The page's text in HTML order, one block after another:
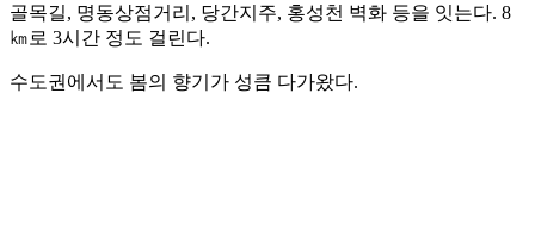
골목길, 명동상점거리, 당간지주, 홍성천 벽화 등을 잇는다. 8
㎞로 3시간 정도 걸린다.
수도권에서도 봄의 향기가 성큼 다가왔다.